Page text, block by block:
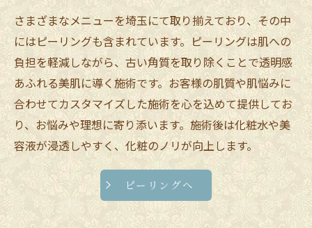
さまざまなメニューを埼玉にて取り揃えており、その中
にはピーリングも含まれています。ピーリングは肌への
負担を軽減しながら、古い角質を取り除くことで透明感
あふれる美肌に導く施術です。お客様の肌質や肌悩みに
合わせてカスタマイズした施術を心を込めて提供してお
り、お悩みや理想に寄り添います。施術後は化粧水や美
容液が浸透しやすく、化粧のノリが向上します。
ピーリングへ